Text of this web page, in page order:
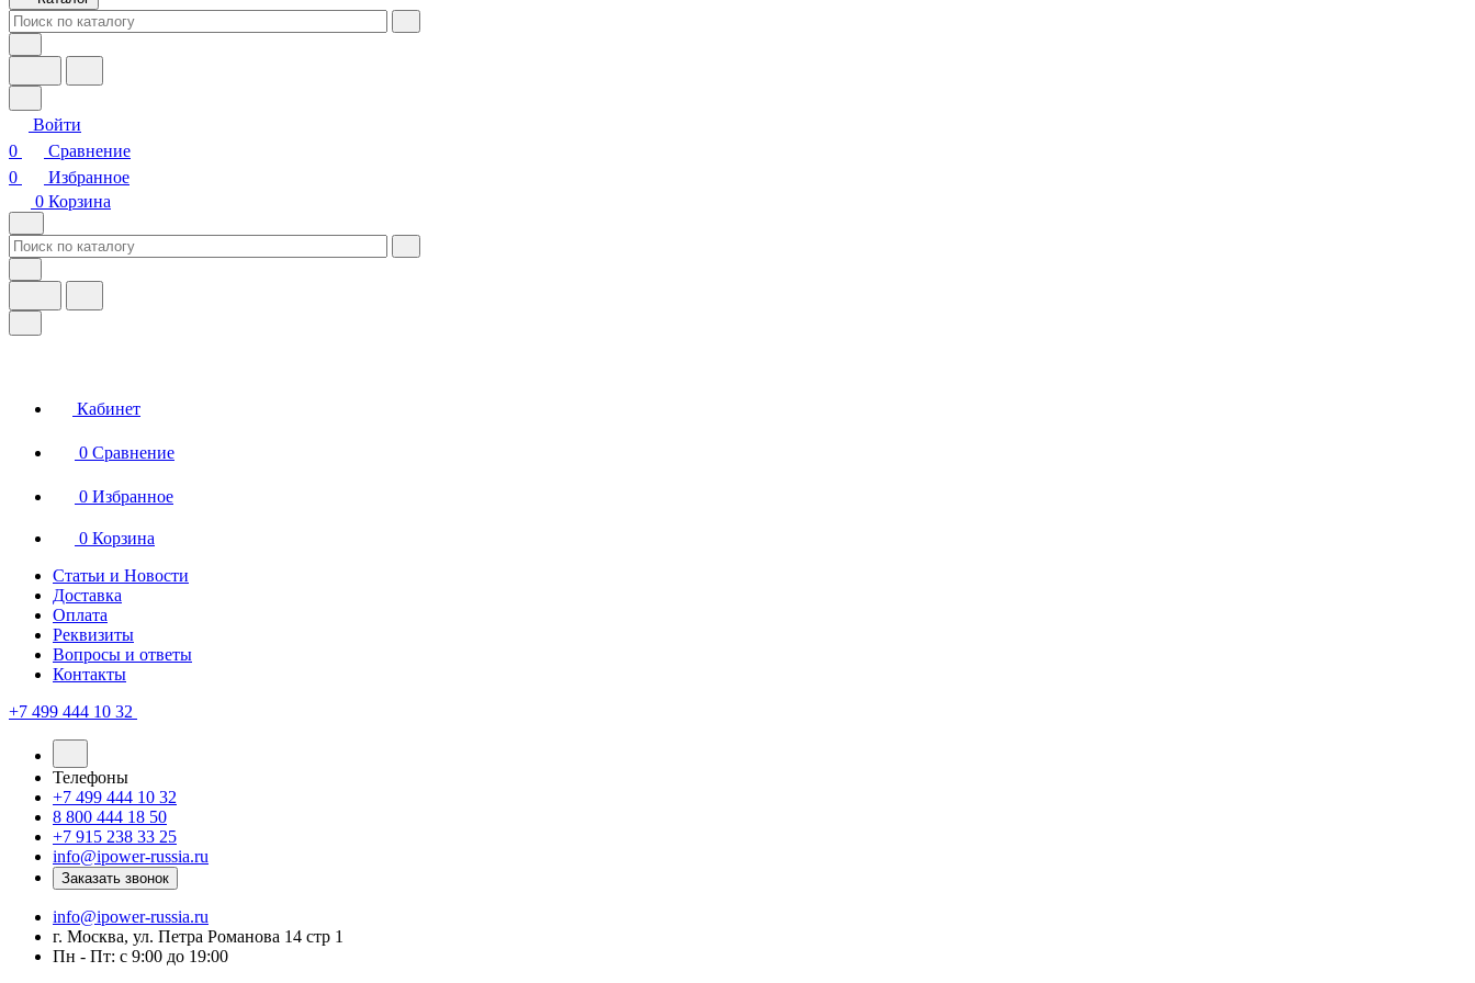
Войти
0
Сравнение
0
Избранное
0 Корзина
Кабинет
0 Сравнение
0 Избранное
0 Корзина
Статьи и Новости
Доставка
Оплата
Реквизиты
Вопросы и ответы
Контакты
+7 499 444 10 32
Телефоны
+7 499 444 10 32
8 800 444 18 50
+7 915 238 33 25
info@ipower-russia.ru
Заказать звонок
info@ipower-russia.ru
г. Москва, ул. Петра Романова 14 стр 1
Пн - Пт: с 9:00 до 19:00